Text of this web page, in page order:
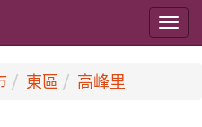
東區 高峰里